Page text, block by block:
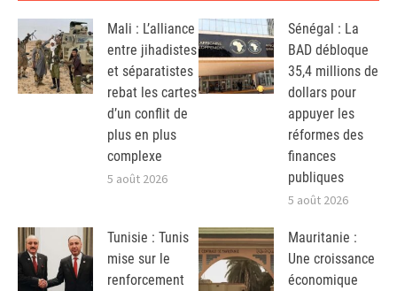
Mali : L’alliance
entre jihadistes
et séparatistes
rebat les cartes
d’un conflit de
plus en plus
complexe
5 août 2026
Sénégal : La
BAD débloque
35,4 millions de
dollars pour
appuyer les
réformes des
finances
publiques
5 août 2026
Tunisie : Tunis
mise sur le
renforcement
Mauritanie :
Une croissance
économique